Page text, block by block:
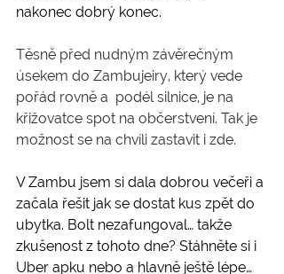
nakonec dobrý konec.
Těsně před nudným závěrečným
úsekem do Zambujeiry, který vede
pořád rovně a  podél silnice, je na
křižovatce spot na občerstvení. Tak je
možnost se na chvíli zastavit i zde.
V Zambu jsem si dala dobrou večeři a
začala řešit jak se dostat kus zpět do
ubytka. Bolt nezafungoval… takže
zkušenost z tohoto dne? Stáhněte si i
Uber apku nebo a hlavně ještě lépe…